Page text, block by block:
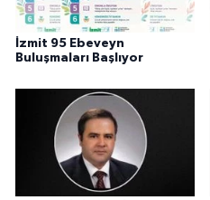
İzmit 95 Ebeveyn
Buluşmaları Başlıyor